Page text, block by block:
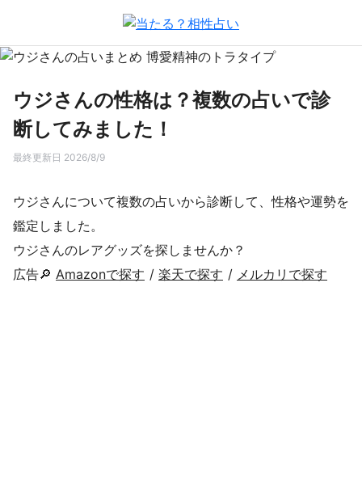
ウジさんの性格は？複数の占いで診
断してみました！
最終更新日 2026/8/9
ウジさんについて複数の占いから診断して、性格や運勢を
鑑定しました。
ウジさんのレアグッズを探しませんか？
広告🔎 Amazonで探す / 楽天で探す / メルカリで探す